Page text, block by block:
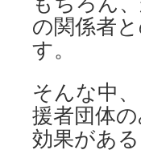
の関係者
す。
そんな中
援者団体
効果があ